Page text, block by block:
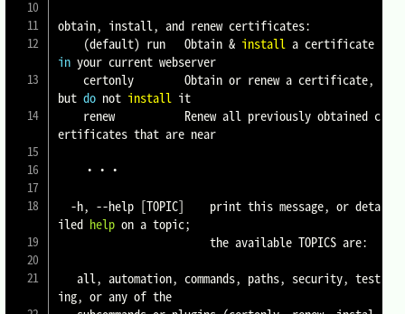
obtain, install, and renew certificates:
(default) run   Obtain & install
a certificate
in your current webserver
but do not install it
ertificates that are near
  -h,
--help [TOPIC]
    print this message, or deta
iled help on a topic;
ing, or any of the